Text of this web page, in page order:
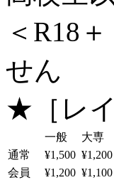
＜R18
せん
★［レ
一般 大専
通常
¥1,500 ¥1,200
会員
¥1,200 ¥1,100